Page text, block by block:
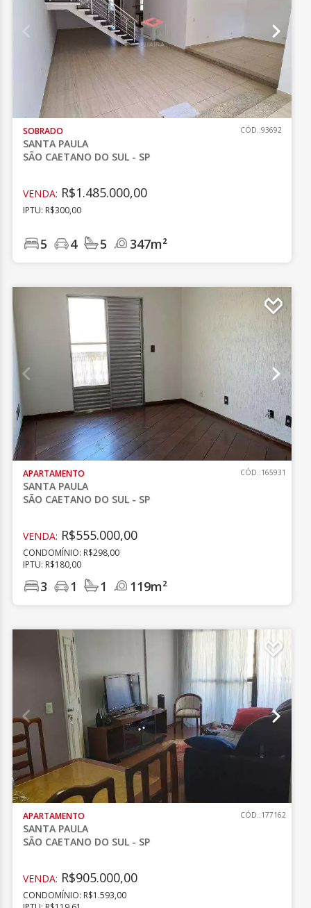
SOBRADO
SANTA PAULA
SÃO CAETANO DO SUL - SP
CÓD.:93692
VENDA: R$1.485.000,00
IPTU: R$300,00
5 4 5 347m²
APARTAMENTO
SANTA PAULA
SÃO CAETANO DO SUL - SP
CÓD.:165931
VENDA: R$555.000,00
CONDOMÍNIO: R$298,00
IPTU: R$180,00
3 1 1 119m²
APARTAMENTO
SANTA PAULA
SÃO CAETANO DO SUL - SP
CÓD.:177162
VENDA: R$905.000,00
CONDOMÍNIO: R$1.593,00